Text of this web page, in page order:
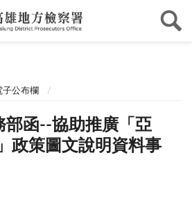
子公布欄
部函--協助推廣「亞
政策圖文說明資料事